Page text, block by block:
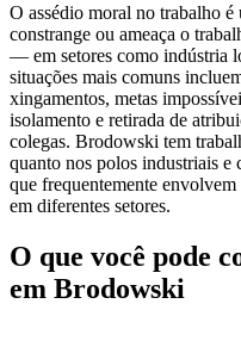
O assédio moral no trabalho
constrange ou ameaça o
— em setores como indústria
situações mais comuns
xingamentos, metas
isolamento e retirada de
colegas. Brodowski tem
quanto nos polos industriais e
que frequentemente
em diferentes setores.
O que você pode
em Brodowski